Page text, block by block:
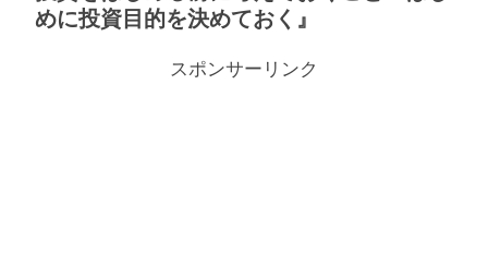
めに投資目的を決めておく』
スポンサーリンク